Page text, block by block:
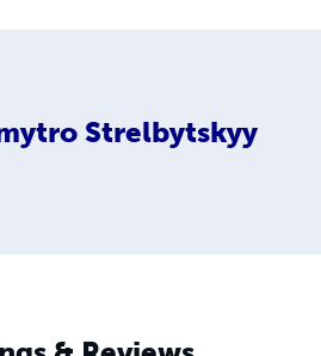
Strelbytskyy